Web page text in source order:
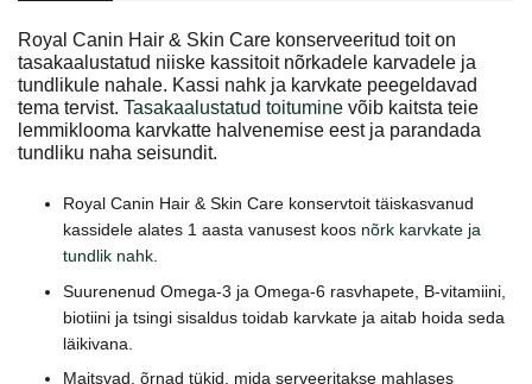
Royal Canin Hair & Skin Care konserveeritud toit on
tasakaalustatud niiske kassitoit nõrkadele karvadele ja
tundlikule nahale. Kassi nahk ja karvkate peegeldavad
tema tervist. Tasakaalustatud toitumine võib kaitsta teie
lemmiklooma karvkatte halvenemise eest ja parandada
tundliku naha seisundit.
Royal Canin Hair & Skin Care konservtoit täiskasvanud
kassidele alates 1 aasta vanusest koos nõrk karvkate ja
tundlik nahk.
Suurenenud Omega-3 ja Omega-6 rasvhapete, B-vitamiini,
biotiini ja tsingi sisaldus toidab karvkate ja aitab hoida seda
läikivana.
Maitsvad, õrnad tükid, mida serveeritakse mahlases